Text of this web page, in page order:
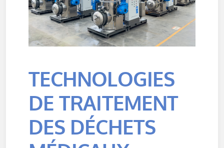
TECHNOLOGIES
DE TRAITEMENT
DES DÉCHETS